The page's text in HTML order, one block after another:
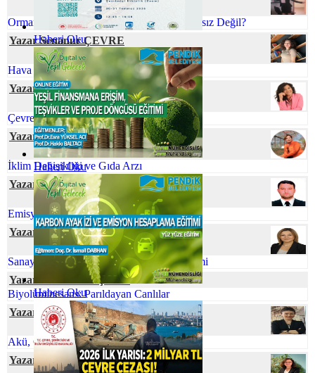
Haberi Oku
Haberi Oku
Haberi Oku
Orman Yangınlarını Önlemek Neden İmkansız Değil?
Yazar Senanur ÇEVRE
Hava Kirliliğinin Plasentaya Etkisi
Yazar Dilek AŞAN
Çevre Mühendisliği ve İklim Değişikliği
Yazar Prof. Dr. Zeynep ZAİMOĞLU
İklim Değişikliği ve Gıda Arzı
Yazar Ferhat ELÇİ
Emisyon Nedir? Emisyon Ölçümü Nedir?
Yazar Rahşan BUKNİ ULUS
Sanayi Kaynaklı Tehlikeli Atıkların Yönetimi
Yazar Elif Naz COŞKUN
Biyolüminesans: Parıldayan Canlılar
Yazar Serpil ÖZKAN
Akü, Çevre ve Ekonomi
Yazar Dr. Hülya GÜNAY